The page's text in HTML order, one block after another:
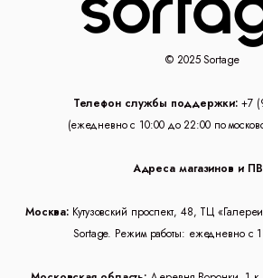
© 2025 Sortage
Телефон службы поддержки: +7
(ежедневно с 10:00 до 22:00 по
Адреса магазинов и
Москва: Кутузовский проспект, 48, ТЦ
Sortage. Режим работы: ежедневно с